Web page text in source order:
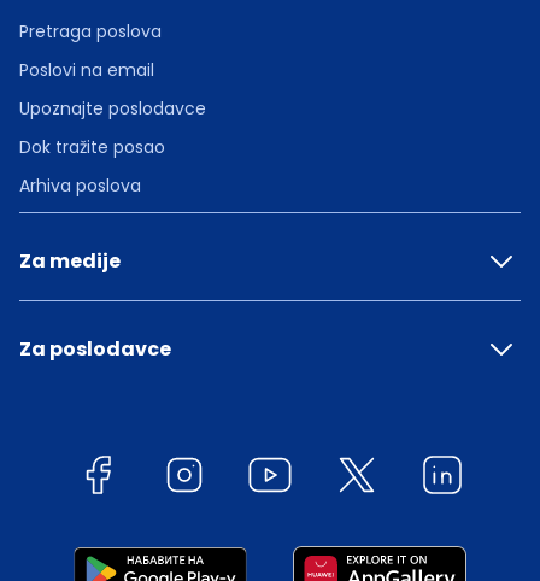
Pretraga poslova
Poslovi na email
Upoznajte poslodavce
Dok tražite posao
Arhiva poslova
Za medije
Za poslodavce